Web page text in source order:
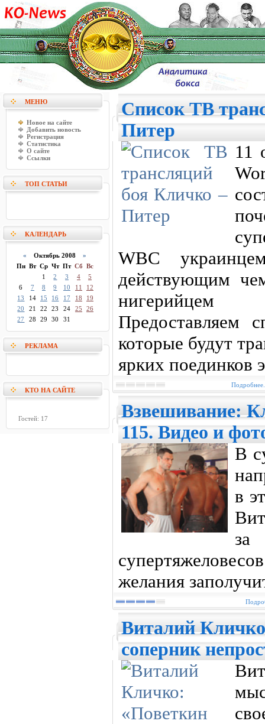
МЕНЮ
Новое на сайте
Добавить новость
Регистрация
Статистика
О сайте
Ссылки
ТОП СТАТЬИ
КАЛЕНДАРЬ
« Октябрь 2008»
Пн Вт Ср Чт Пт Сб Вс
1
2 3 4
5
6
7 8 9 10 11
12
13
14 15 16 17 18
19
20
21 22 23 24 25
26
27
28 29 30 31
РЕКЛАМА
КТО НА САЙТЕ
Гостей: 17
Cписок ТВ
Питер
11
WBC
действующим
нигерийцем
Предоставляем
которые будут
ярких поединков
Взвешивание:
115. Видео и
В
в
желания
Виталий
соперник